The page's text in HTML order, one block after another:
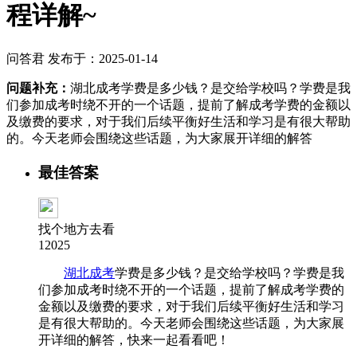
程详解~
问答君 发布于：2025-01-14
问题补充： 湖北成考学费是多少钱？是交给学校吗？学费是我
们参加成考时绕不开的一个话题，提前了解成考学费的金额以
及缴费的要求，对于我们后续平衡好生活和学习是有很大帮助
的。今天老师会围绕这些话题，为大家展开详细的解答
最佳答案
找个地方去看
12025
湖北成考学费是多少钱？是交给学校吗？学费是我
们参加成考时绕不开的一个话题，提前了解成考学费的
金额以及缴费的要求，对于我们后续平衡好生活和学习
是有很大帮助的。今天老师会围绕这些话题，为大家展
开详细的解答，快来一起看看吧！